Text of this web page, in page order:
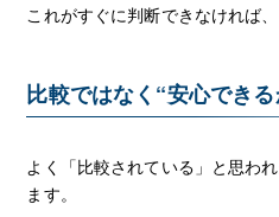
これがすぐに判断できなければ
比較ではなく“安心でき
よく「比較されている」と思わ
ます。